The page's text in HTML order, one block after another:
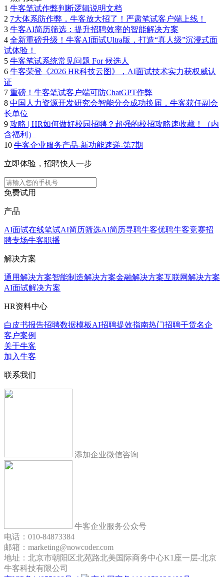
1 牛客笔试作弊判断逻辑说明文档
2 7大体系防作弊，牛客放大招了！严肃笔试客户端上线！
3 牛客AI简历筛选：提升招聘效率的智能解决方案
4 全新重磅升级！牛客AI面试Ultra版，打造“真人级”沉浸式面
试体验！
5 牛客笔试系统常见问题 For 候选人
6 牛客荣登《2026 HR科技云图》，AI面试技术实力获权威认
证
7 重磅！牛客笔试客户端可防ChatGPT作弊
8 中国人力资源开发研究会智能分会成功换届，牛客获任副会
长单位
9 攻略 | HR如何做好校园招聘？超强的校招攻略速收藏！（内
含福利）
10 牛客企业服务产品-新功能速递-第7期
立即体验，招聘快人一步
免费试用
产品
AI面试在线笔试AI简历筛选AI简历寻聘牛客优聘牛客竞赛招
聘专场牛客职播
解决方案
通用解决方案智能制造解决方案金融解决方案互联网解决方案
AI面试解决方案
HR资料中心
白皮书报告招聘数据模板AI招聘提效指南热门招聘干货名企
客户案例
关于牛客
加入牛客
联系我们
添加企业微信咨询
牛客企业服务公众号
电话：010-84873384
邮箱：marketing@nowcoder.com
地址：北京市朝阳区北苑路北美国际商务中心K1座一层-北京
牛客科技有限公司